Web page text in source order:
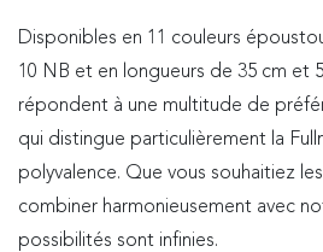
Disponibles en 11 couleurs
10 NB et en longueurs de 35 cm et
répondent à une multitude de
qui distingue particulièrement la
polyvalence. Que vous souhaitiez
combiner harmonieusement avec
possibilités sont infinies.